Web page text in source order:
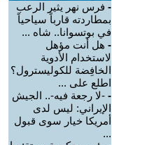
- فرس نهر يثير الرعب
بمطاردته قارباً سياحياً
في بوتسوانا.. شاه ...
- هل أنت مؤهل
لاستخدام الأدوية
الخافِضة للكوليسترول؟
اطلع على ...
- -لا رجعة فيه-.. الجيش
الإيراني: ليس لدى
أمريكا خيار سوى قبول
...